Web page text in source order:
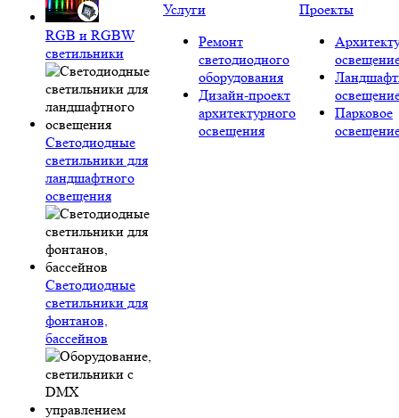
RGB и RGBW
светильники
Светодиодные
светильники для
ландшафтного
освещения
Светодиодные
светильники для
фонтанов,
бассейнов
Услуги
Ремонт
светодиодного
оборудования
Дизайн-проект
архитектурного
освещения
Проекты
Парковое